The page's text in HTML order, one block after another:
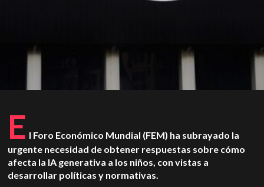
E l Foro Económico Mundial (FEM) ha subrayado la
urgente necesidad de obtener respuestas sobre cómo
afecta la IA generativa a los niños, con vistas a
desarrollar políticas y normativas.